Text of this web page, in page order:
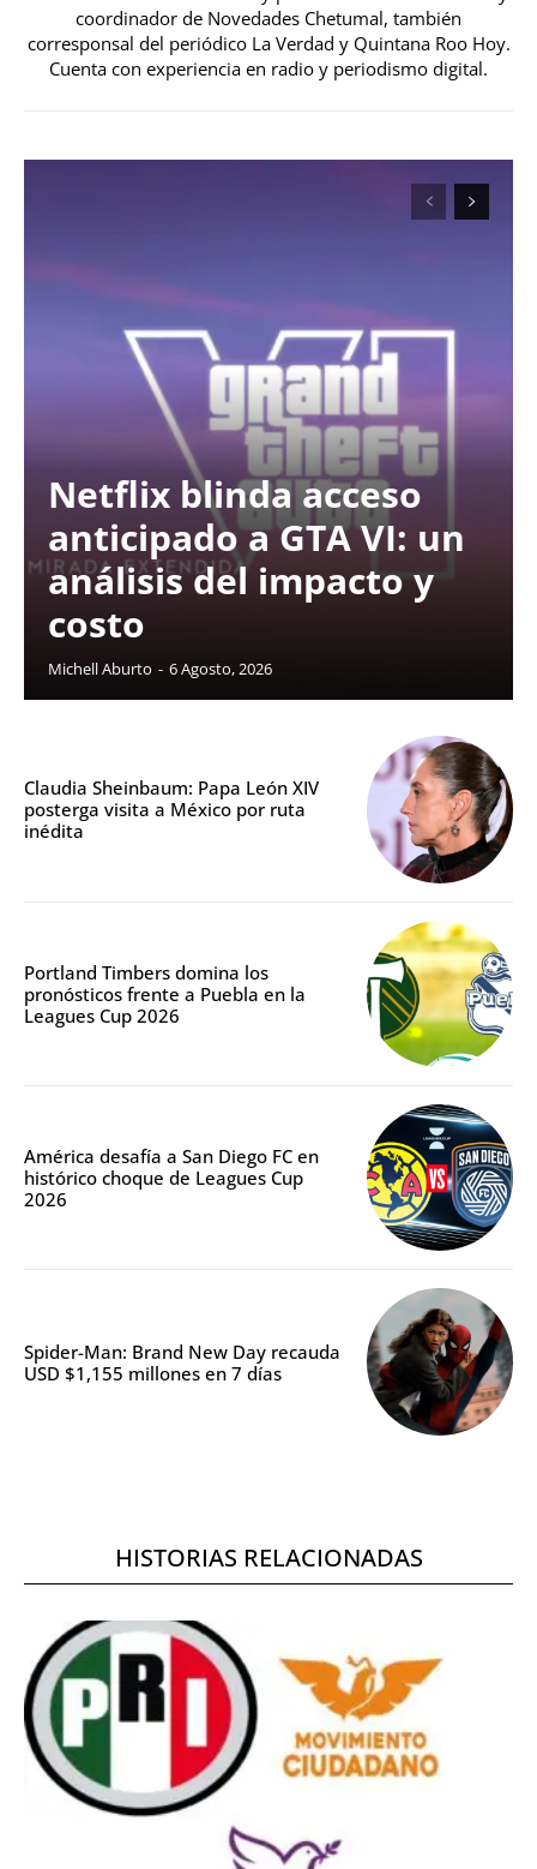
coordinador de Novedades Chetumal, también
corresponsal del periódico La Verdad y Quintana Roo Hoy.
Cuenta con experiencia en radio y periodismo digital.
Netflix blinda acceso
anticipado a GTA VI: un
análisis del impacto y
costo
Michell Aburto - 6 Agosto, 2026
Claudia Sheinbaum: Papa León XIV
posterga visita a México por ruta
inédita
Portland Timbers domina los
pronósticos frente a Puebla en la
Leagues Cup 2026
América desafía a San Diego FC en
histórico choque de Leagues Cup
2026
Spider-Man: Brand New Day recauda
USD $1,155 millones en 7 días
HISTORIAS RELACIONADAS